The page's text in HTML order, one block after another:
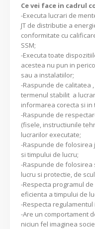
Ce vei face in cadrul
-Executa lucrari de
JT de distributie a
conformitate cu
SSM;
-Executa toate
acestea nu pun in
sau a instalatiilor;
-Raspunde de calitatea
termenul stabilit a
informarea corecta si
-Raspunde de
(fisele, instructiunile
lucrarilor executate;
-Raspunde de
si timpului de lucru;
-Raspunde de
lucru si protectie, de
-Respecta programul
eficienta a timpului de
-Respecta
-Are un comportament
niciun fel imaginea